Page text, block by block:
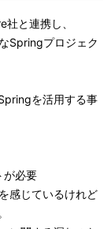
と連携し、
Springプロジェク
を活用する事
が必要
感じているけれど